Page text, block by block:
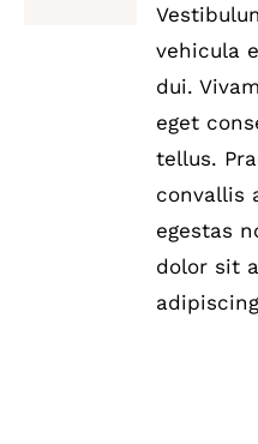
vehicula
dui.
eget
tellus.
convallis
egestas
dolor sit